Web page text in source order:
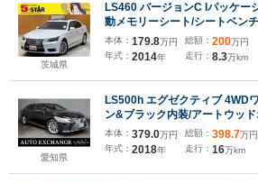
茨城県
LS460 バージョンC Iパッケー
動メモリーシート/シートベン
コントロール/クリアランスソ
クハイビーム/ステアリングヒ
カメラ/純正AW
本体： 179.8万円
年式： 2014年
総額： 200万円
走行： 8.3万km
愛知県
LS500h エグゼクティブ 4WD
ン&ブラック内装/アートウッ
リアエンターテイメント/純正
セーフティシステム+A/全席リ
ズフリーパワートランク
本体： 379.0万円
年式： 2018年
総額： 398.7万円
走行： 16万km